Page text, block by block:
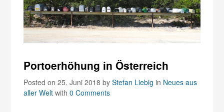
Portoerhöhung in Österreich
Posted on 25. Juni 2018byStefan Liebig in Neues aus
aller Welt with0 Comments